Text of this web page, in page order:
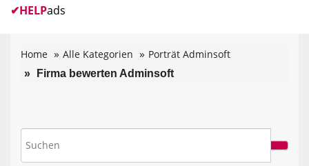
✔HELPads
Home Alle Kategorien Porträt Adminsoft
Firma bewerten Adminsoft